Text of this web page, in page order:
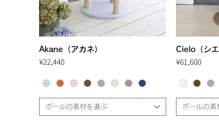
Quick View
Akane（アカネ）
Price
¥22,440
ポールの素材を選ぶ
Cielo（シ
Price
¥61,600
ポールの素